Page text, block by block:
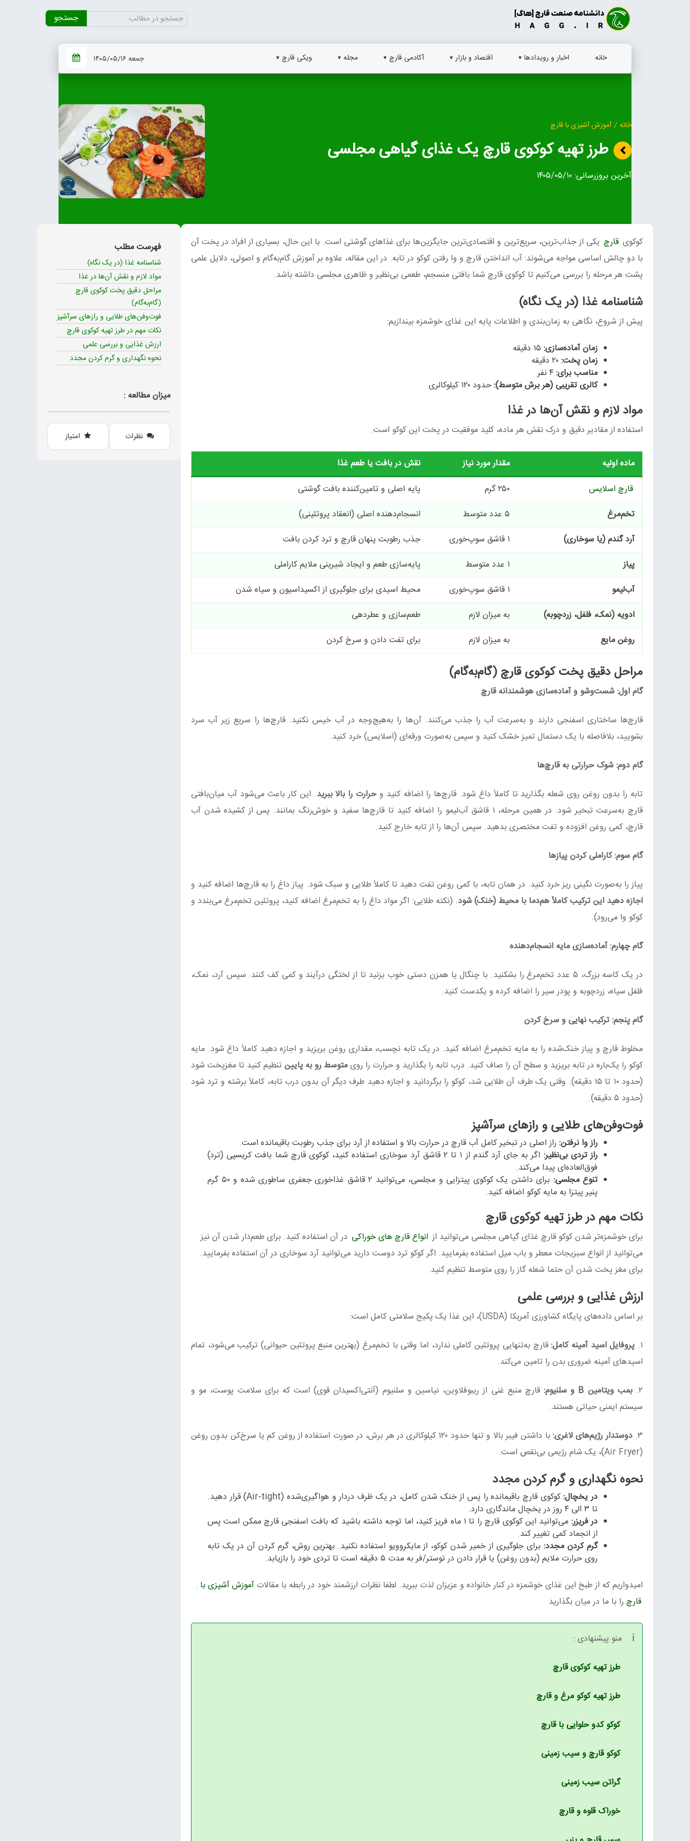
جستجو
برای:
خانه اخبار و رویدادها اقتصاد و بازار آکادمی قارچ مجله ویکی قارچ جمعه ۱۴۰۵/۰۵/۱۶
خانه / آموزش آشپزی با قارچ
طرز تهیه کوکوی قارچ یک غذای گیاهی مجلسی
آخرین بروزرسانی:۱۴۰۵/۰۵/۱۰
کوکوی قارچ یکی از جذاب‌ترین، سریع‌ترین و اقتصادی‌ترین جایگزین‌ها برای غذاهای گوشتی است. با این حال، بسیاری از افراد در پخت آن
با دو چالش اساسی مواجه می‌شوند: آب انداختن قارچ و وا رفتن کوکو در تابه. در این مقاله، علاوه بر آموزش گام‌به‌گام و اصولی، دلایل علمی
پشت هر مرحله را بررسی می‌کنیم تا کوکوی قارچ شما بافتی منسجم، طعمی بی‌نظیر و ظاهری مجلسی داشته باشد.
شناسنامه غذا (در یک نگاه)
پیش از شروع، نگاهی به زمان‌بندی و اطلاعات پایه این غذای خوشمزه بیندازیم:
زمان آماده‌سازی:
زمان پخت:
مناسب برای:
کالری تقریبی (هر برش متوسط):حدود ۱۲۰ کیلوکالری
مواد لازم و نقش آن‌ها در غذا
استفاده از مقادیر دقیق و درک نقش هر ماده، کلید موفقیت در پخت این کوکو است.
ماده اولیه مقدار مورد نیاز
نقش در بافت یا طعم غذا
قارچ اسلایس
۲۵۰ گرم
پایه اصلی و تامین‌کننده بافت گوشتی
تخم‌مرغ
۵ عدد متوسط
انسجام‌دهنده اصلی (انعقاد پروتئینی)
آرد گندم (یا سوخاری)
۱ قاشق سوپ‌خوری
جذب رطوبت پنهان قارچ و ترد کردن بافت
پیاز
۱ عدد متوسط
پایه‌سازی طعم و ایجاد شیرینی ملایم کاراملی
آب‌لیمو
۱ قاشق سوپ‌خوری
محیط اسیدی برای جلوگیری از اکسیداسیون و سیاه شدن
ادویه (نمک، فلفل، زردچوبه)
به میزان لازم
طعم‌سازی و عطردهی
روغن مایع
به میزان لازم برای تفت دادن و سرخ کردن
مراحل دقیق پخت کوکوی قارچ (گام‌به‌گام)
گام اول: شست‌وشو و آماده‌سازی هوشمندانه قارچ
قارچ‌ها ساختاری اسفنجی دارند و به‌سرعت آب را جذب می‌کنند. آن‌ها را به‌هیچ‌وجه در آب خیس نکنید. قارچ‌ها را سریع زیر آب سرد
بشویید، بلافاصله با یک دستمال تمیز خشک کنید و سپس به‌صورت ورقه‌ای (اسلایس) خرد کنید.
گام دوم: شوک حرارتی به قارچ‌ها
تابه را بدون روغن روی شعله بگذارید تا کاملاً داغ شود. قارچ‌ها را اضافه کنید وحرارت را بالا ببرید. این کار باعث می‌شود آب میان‌بافتی
قارچ به‌سرعت تبخیر شود. در همین مرحله، ۱ قاشق آب‌لیمو را اضافه کنید تا قارچ‌ها سفید و خوش‌رنگ بمانند. پس از کشیده شدن آب
قارچ، کمی روغن افزوده و تفت مختصری بدهید. سپس آن‌ها را از تابه خارج کنید.
گام سوم: کاراملی کردن پیازها
پیاز را به‌صورت نگینی ریز خرد کنید. در همان تابه، با کمی روغن تفت دهید تا کاملاً طلایی و سبک شود. پیاز داغ را به قارچ‌ها اضافه کنید و
اجازه دهید این ترکیب کاملاً هم‌دما با محیط (خنک) شود. (نکته طلایی: اگر مواد داغ را به تخم‌مرغ اضافه کنید، پروتئین تخم‌مرغ می‌بندد و
کوکو وا می‌رود).
گام چهارم: آماده‌سازی مایه انسجام‌دهنده
در یک کاسه بزرگ، ۵ عدد تخم‌مرغ را بشکنید. با چنگال یا همزن دستی خوب بزنید تا از لختگی درآیند و کمی کف کنند. سپس آرد، نمک،
فلفل سیاه، زردچوبه و پودر سیر را اضافه کرده و یکدست کنید.
گام پنجم: ترکیب نهایی و سرخ کردن
مخلوط قارچ و پیاز خنک‌شده را به مایه تخم‌مرغ اضافه کنید. در یک تابه نچسب، مقداری روغن بریزید و اجازه دهید کاملاً داغ شود. مایه
کوکو را یک‌باره در تابه بریزید و سطح آن را صاف کنید. درب تابه را بگذارید و حرارت را رویمتوسط رو به پایینتنظیم کنید تا مغزپخت شود
(حدود ۱۰ تا ۱۵ دقیقه). وقتی یک طرف آن طلایی شد، کوکو را برگردانید و اجازه دهید طرف دیگر آن بدون درب تابه، کاملاً برشته و ترد شود
(حدود ۵ دقیقه).
فوت‌وفن‌های طلایی و رازهای سرآشپز
راز وا نرفتن: راز اصلی در تبخیر کامل آب قارچ در حرارت بالا و استفاده از آرد برای جذب رطوبت باقیمانده است.
راز تردی بی‌نظیر:
اگر به جای آرد گندم از ۱ تا ۲ قاشق آرد سوخاری استفاده کنید، کوکوی قارچ شما بافت کریسپی (ترد)
فوق‌العاده‌ای پیدا می‌کند.
تنوع مجلسی:
برای داشتن یک کوکوی پیتزایی و مجلسی، می‌توانید ۲ قاشق غذاخوری جعفری ساطوری شده و ۵۰ گرم
پنیر پیتزا به مایه کوکو اضافه کنید.
نکات مهم در طرز تهیه کوکوی قارچ
برای خوشمزه‌تر شدن کوکو قارچ غذای گیاهی مجلسی می‌توانید از انواع قارچ های خوراکی در آن استفاده کنید. برای طعم‌دار شدن آن نیز
می‌توانید از انواع سبزیجات معطر و باب میل استفاده بفرمایید. اگر کوکو ترد دوست دارید می‌توانید آرد سوخاری در آن استفاده بفرمایید.
برای مغز پخت شدن آن حتما شعله گاز را روی متوسط تنظیم کنید.
ارزش غذایی و بررسی علمی
بر اساس داده‌های پایگاه کشاورزی آمریکا (USDA)، این غذا یک پکیج سلامتی کامل است:
۱. پروفایل اسید آمینه کامل:قارچ به‌تنهایی پروتئین کاملی ندارد، اما وقتی با تخم‌مرغ (بهترین منبع پروتئین حیوانی) ترکیب می‌شود، تمام
اسیدهای آمینه ضروری بدن را تامین می‌کند.
۲. بمب ویتامین B و سلنیوم:
قارچ منبع غنی از ریبوفلاوین، نیاسین و سلنیوم (آنتی‌اکسیدان قوی) است که برای سلامت پوست، مو و
سیستم ایمنی حیاتی هستند.
۳. دوستدار رژیم‌های لاغری:
با داشتن فیبر بالا و تنها حدود ۱۲۰ کیلوکالری در هر برش، در صورت استفاده از روغن کم یا سرخ‌کن بدون روغن
(Air Fryer)، یک شام رژیمی بی‌نقص است.
نحوه نگهداری و گرم کردن مجدد
در یخچال:
کوکوی قارچ باقیمانده را پس از خنک شدن کامل، در یک ظرف دردار و هواگیری‌شده (Air-tight) قرار دهید.
تا ۳ الی ۴ روز در یخچال ماندگاری دارد.
در فریزر:
می‌توانید این کوکوی قارچ را تا ۱ ماه فریز کنید، اما توجه داشته باشید که بافت اسفنجی قارچ ممکن است پس
از انجماد کمی تغییر کند.
گرم کردن مجدد:برای جلوگیری از خمیر شدن کوکو، از مایکروویو استفاده نکنید. بهترین روش، گرم کردن آن در یک تابه
روی حرارت ملایم (بدون روغن) یا قرار دادن در توستر/فر به مدت ۵ دقیقه است تا تردی خود را بازيابد.
.امیدواریم که از طبخ این غذای خوشمزه در کنار خانواده و عزیزان لذت ببرید. لطفا نظرات ارزشمند خود در رابطه با مقالات آموزش آشپزی با
قارچ را با ما در میان بگذارید
منو پیشنهادی :
طرز تهیه کوکوی قارچ
طرز تهیه کوکو مرغ و قارچ
کوکو کدو حلوایی با قارچ
کوکو قارچ و سیب زمینی
گراتن سیب زمینی
خوراک قلوه و قارچ
فهرست مطلب
شناسنامه غذا (در یک نگاه)
مواد لازم و نقش آن‌ها در غذا
مراحل دقیق پخت کوکوی قارچ
(گام‌به‌گام)
فوت‌وفن‌های طلایی و رازهای سرآشپز
نکات مهم در طرز تهیه کوکوی قارچ
ارزش غذایی و بررسی علمی
نحوه نگهداری و گرم کردن مجدد
میزان مطالعه :
نظرات امتیاز